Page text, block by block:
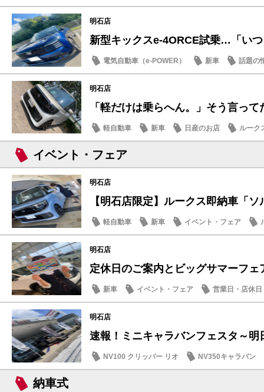
明石店
新型キックスe-4ORCE試乗…「い
電気自動車（e-POWER） 新車 話題の
明石店
「軽だけは乗らへん。」そう言っ
軽自動車 新車 日産のお店 ルーク
イベント・フェア
明石店
【明石店限定】ルークス即納車「
軽自動車 新車 イベント・フェア
明石店
定休日のご案内とビッグサマーフェ
新車 イベント・フェア 営業日・店休日
明石店
速報！ミニキャラバンフェスタ～明
NV100 クリッパー リオ
NV350キャラバン
イベント・フェア
納車式